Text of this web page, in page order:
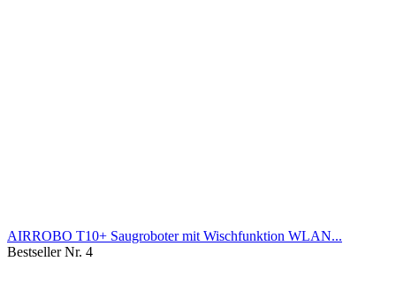
AIRROBO T10+ Saugroboter mit Wischfunktion WLAN...
Bestseller Nr. 4